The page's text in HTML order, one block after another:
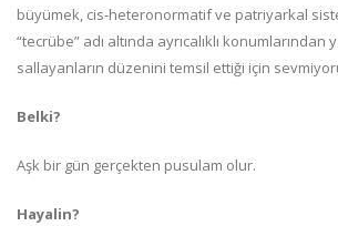
büyümek, cis-heteronormatif ve patriyarkal
“tecrübe” adı altında ayrıcalıklı
sallayanların düzenini temsil ettiği için
Belki?
Aşk bir gün gerçekten pusulam olur.
Hayalin?